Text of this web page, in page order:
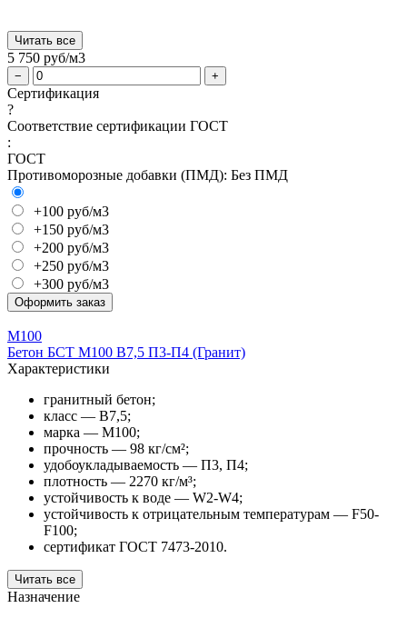
Читать все
5 750 руб/м3
− +
Сертификация
?
Соответствие сертификации ГОСТ
:
ГОСТ
Противоморозные добавки (ПМД): Без ПМД
+100 руб/м3
+150 руб/м3
+200 руб/м3
+250 руб/м3
+300 руб/м3
Оформить заказ
М100
Бетон БСТ М100 В7,5 П3-П4 (Гранит)
Характеристики
гранитный бетон;
класс — В7,5;
марка — М100;
прочность — 98 кг/см²;
удобоукладываемость — П3, П4;
плотность — 2270 кг/м³;
устойчивость к воде — W2-W4;
устойчивость к отрицательным температурам — F50-
F100;
сертификат ГОСТ 7473-2010.
Читать все
Назначение